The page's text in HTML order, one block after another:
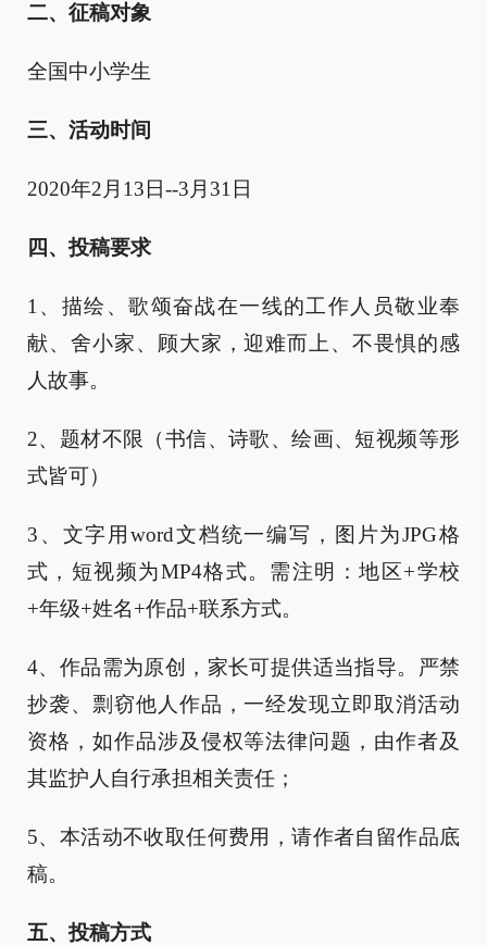
二、征稿对象
全国中小学生
三、活动时间
2020年2月13日--3月31日
四、投稿要求
1、描绘、歌颂奋战在一线的工作人员敬业奉
献、舍小家、顾大家，迎难而上、不畏惧的感
人故事。
2、题材不限（书信、诗歌、绘画、短视频等形
式皆可）
3、文字用word文档统一编写，图片为JPG格
式，短视频为MP4格式。需注明：地区+学校
+年级+姓名+作品+联系方式。
4、作品需为原创，家长可提供适当指导。严禁
抄袭、剽窃他人作品，一经发现立即取消活动
资格，如作品涉及侵权等法律问题，由作者及
其监护人自行承担相关责任；
5、本活动不收取任何费用，请作者自留作品底
稿。
五、投稿方式